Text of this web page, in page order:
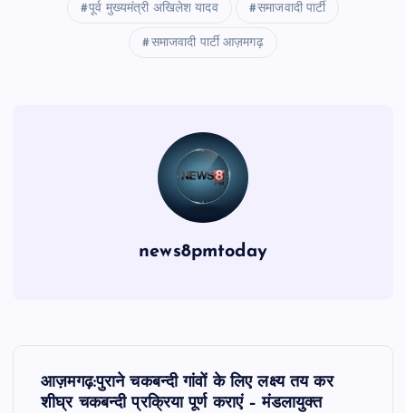
पूर्व मुख्यमंत्री अखिलेश यादव समाजवादी पार्टी
समाजवादी पार्टी आज़मगढ़
news8pmtoday
आज़मगढ़:पुराने चकबन्दी गांवों के लिए लक्ष्य तय कर
शीघ्र चकबन्दी प्रक्रिया पूर्ण कराएं – मंडलायुक्त